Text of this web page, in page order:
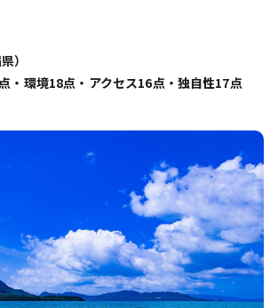
）
・環境18点・アクセス16点・独自性17点